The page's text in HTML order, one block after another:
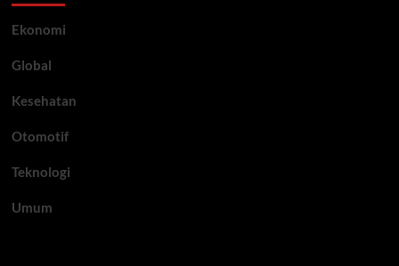
Ekonomi
Global
Kesehatan
Otomotif
Teknologi
Umum